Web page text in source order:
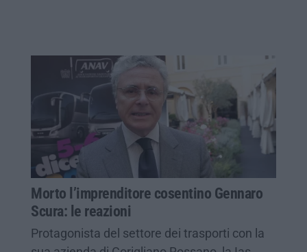
Morto l’imprenditore cosentino Gennaro
Scura: le reazioni
Protagonista del settore dei trasporti con la